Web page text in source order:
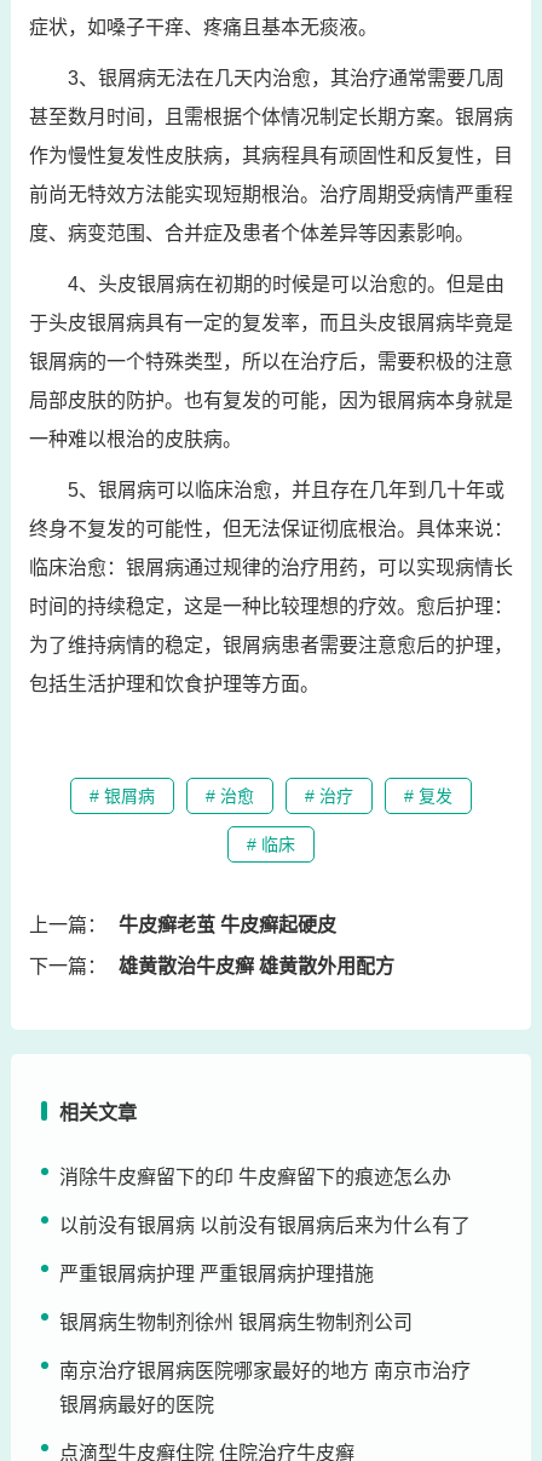
症状，如嗓子干痒、疼痛且基本无痰液。
3、银屑病无法在几天内治愈，其治疗通常需要几周
甚至数月时间，且需根据个体情况制定长期方案。银屑病
作为慢性复发性皮肤病，其病程具有顽固性和反复性，目
前尚无特效方法能实现短期根治。治疗周期受病情严重程
度、病变范围、合并症及患者个体差异等因素影响。
4、头皮银屑病在初期的时候是可以治愈的。但是由
于头皮银屑病具有一定的复发率，而且头皮银屑病毕竟是
银屑病的一个特殊类型，所以在治疗后，需要积极的注意
局部皮肤的防护。也有复发的可能，因为银屑病本身就是
一种难以根治的皮肤病。
5、银屑病可以临床治愈，并且存在几年到几十年或
终身不复发的可能性，但无法保证彻底根治。具体来说：
临床治愈：银屑病通过规律的治疗用药，可以实现病情长
时间的持续稳定，这是一种比较理想的疗效。愈后护理：
为了维持病情的稳定，银屑病患者需要注意愈后的护理，
包括生活护理和饮食护理等方面。
# 银屑病 # 治愈 # 治疗 # 复发
# 临床
上一篇：
牛皮癣老茧 牛皮癣起硬皮
下一篇：
雄黄散治牛皮癣 雄黄散外用配方
相关文章
消除牛皮癣留下的印 牛皮癣留下的痕迹怎么办
以前没有银屑病 以前没有银屑病后来为什么有了
严重银屑病护理 严重银屑病护理措施
银屑病生物制剂徐州 银屑病生物制剂公司
南京治疗银屑病医院哪家最好的地方 南京市治疗
银屑病最好的医院
点滴型牛皮癣住院 住院治疗牛皮癣